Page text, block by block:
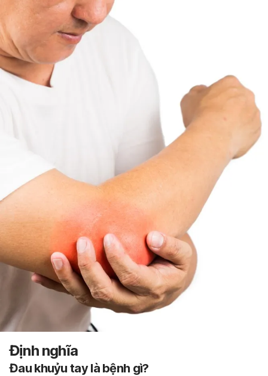
Định nghĩa
Đau khuỷu tay là bệnh gì?